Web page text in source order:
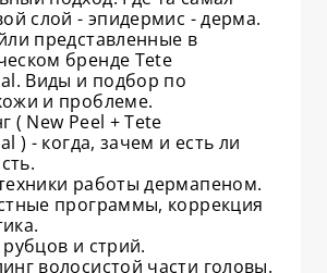
слой - эпидермис - дерма.
представленные в
бренде Теte
Виды и подбор по
и проблеме.
( New Peel + Теte
) - когда, зачем и есть ли
работы дермапеном.
программы, коррекция
и стрий.
волосистой части головы.